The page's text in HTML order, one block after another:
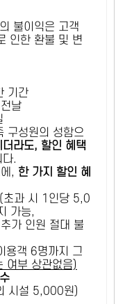
불이익은 고객
인한 환불 및 변
기간
날
구성원의 성함으
라도, 할인 혜택
다.
, 한 가지 할인 혜
초과 시 1인당 5,0
가능,
추가 인원 절대 불
용객 6명까지 그
여부 상관없음)
시설 5,000원)